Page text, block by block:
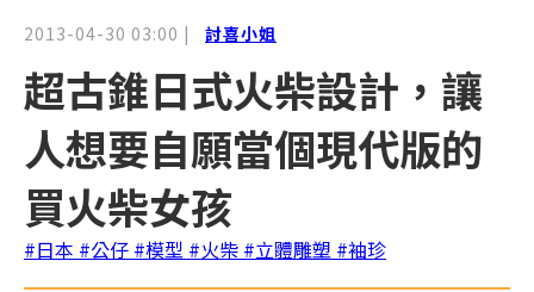
2013-04-30 03:00 | 討喜小姐
超古錐日式火柴設計，讓
人想要自願當個現代版的
買火柴女孩
#日本 #公仔 #模型 #火柴 #立體雕塑 #袖珍